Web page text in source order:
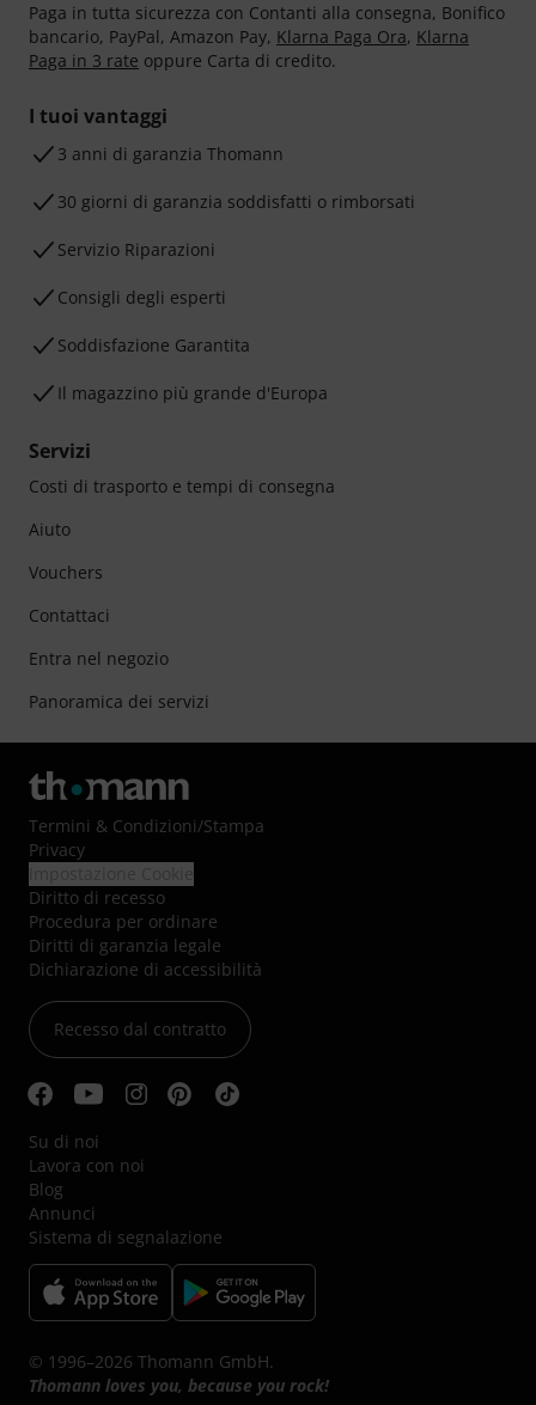
Paga in tutta sicurezza con Contanti alla consegna, Bonifico
bancario, PayPal, Amazon Pay, Klarna Paga Ora, Klarna
Paga in 3 rate oppure Carta di credito.
I tuoi vantaggi
3 anni di garanzia Thomann
30 giorni di garanzia soddisfatti o rimborsati
Servizio Riparazioni
Consigli degli esperti
Soddisfazione Garantita
Il magazzino più grande d'Europa
Servizi
Costi di trasporto e tempi di consegna
Aiuto
Vouchers
Contattaci
Entra nel negozio
Panoramica dei servizi
Termini & Condizioni/Stampa
Privacy
Diritto di recesso
Procedura per ordinare
Diritti di garanzia legale
Dichiarazione di accessibilità
Recesso dal contratto
Su di noi
Lavora con noi
Blog
Annunci
Sistema di segnalazione
© 1996–2026 Thomann GmbH.
Thomann loves you, because you rock!